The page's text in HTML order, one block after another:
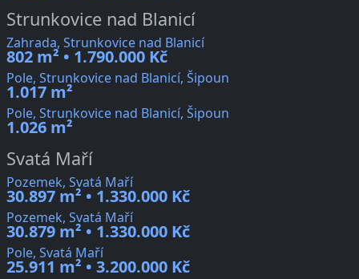
Strunkovice nad Blanicí
Zahrada, Strunkovice nad Blanicí
802 m² • 1.790.000 Kč
Pole, Strunkovice nad Blanicí, Šipoun
1.017 m²
Pole, Strunkovice nad Blanicí, Šipoun
1.026 m²
Svatá Maří
Pozemek, Svatá Maří
30.897 m² • 1.330.000 Kč
Pozemek, Svatá Maří
30.879 m² • 1.330.000 Kč
Pole, Svatá Maří
25.911 m² • 3.200.000 Kč